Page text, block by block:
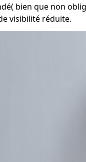
bien que non
visibilité réduite.